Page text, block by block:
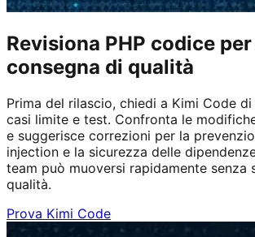
Revisiona PHP codice
consegna di qualità
Prima del rilascio, chiedi a Kimi Code
casi limite e test. Confronta le
e suggerisce correzioni per la
injection e la sicurezza delle
team può muoversi rapidamente senza
qualità.
Prova Kimi Code